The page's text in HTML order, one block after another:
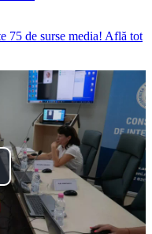
75 de surse media! Află tot